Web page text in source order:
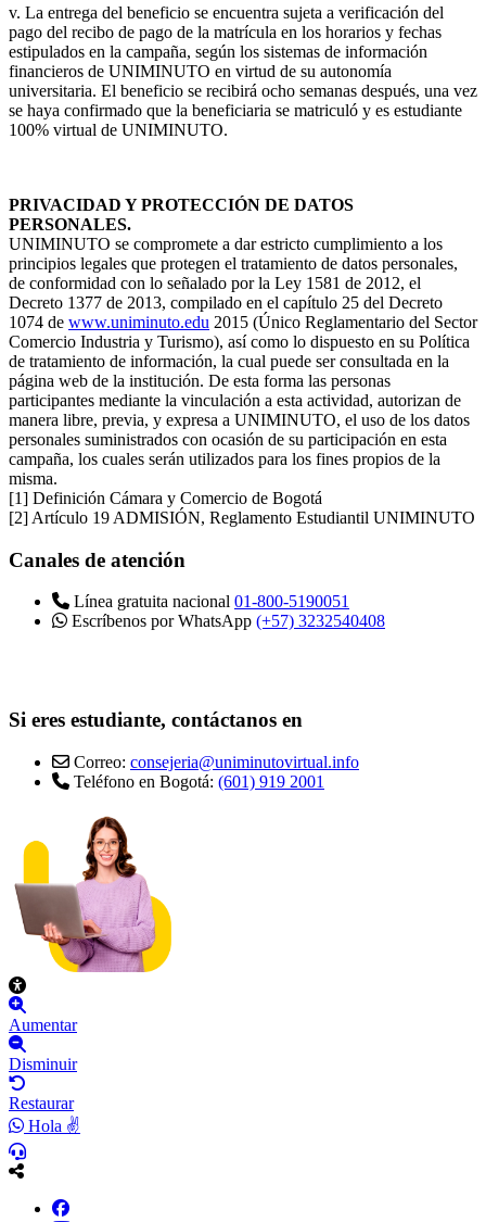
v. La entrega del beneficio se encuentra sujeta a verificación del
pago del recibo de pago de la matrícula en los horarios y fechas
estipulados en la campaña, según los sistemas de información
financieros de UNIMINUTO en virtud de su autonomía
universitaria. El beneficio se recibirá ocho semanas después, una vez
se haya confirmado que la beneficiaria se matriculó y es estudiante
100% virtual de UNIMINUTO.
PRIVACIDAD Y PROTECCIÓN DE DATOS
PERSONALES.
UNIMINUTO se compromete a dar estricto cumplimiento a los
principios legales que protegen el tratamiento de datos personales,
de conformidad con lo señalado por la Ley 1581 de 2012, el
Decreto 1377 de 2013, compilado en el capítulo 25 del Decreto
1074 de www.uniminuto.edu 2015 (Único Reglamentario del Sector
Comercio Industria y Turismo), así como lo dispuesto en su Política
de tratamiento de información, la cual puede ser consultada en la
página web de la institución. De esta forma las personas
participantes mediante la vinculación a esta actividad, autorizan de
manera libre, previa, y expresa a UNIMINUTO, el uso de los datos
personales suministrados con ocasión de su participación en esta
campaña, los cuales serán utilizados para los fines propios de la
misma.
[1] Definición Cámara y Comercio de Bogotá
[2] Artículo 19 ADMISIÓN, Reglamento Estudiantil UNIMINUTO
Canales de atención
Línea gratuita nacional 01-800-5190051
Escríbenos por WhatsApp (+57) 3232540408
Si eres estudiante, contáctanos en
Correo: consejeria@uniminutovirtual.info
Teléfono en Bogotá: (601) 919 2001
Aumentar
Disminuir
Restaurar
Hola ✌